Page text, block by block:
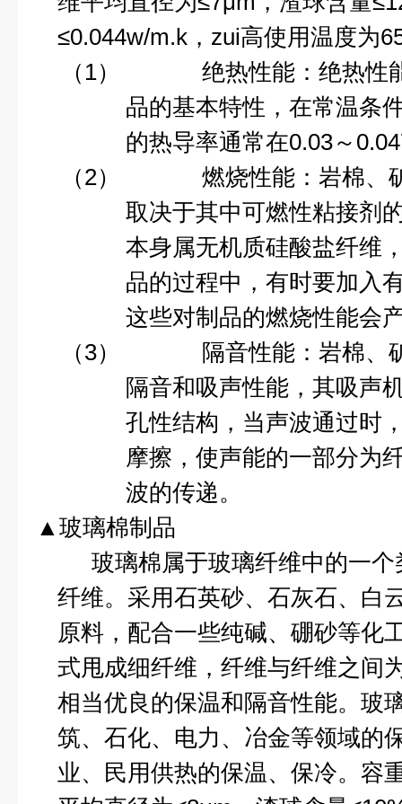
≤0.044w/m.k，zui高使用温度为
（1）
绝热性能：绝热性
品的基本特性，在常温条
的热导率通常在0.03～
（2）
燃烧性能 ：岩棉
取决于其中可燃性粘接剂
本身属无机质硅酸盐纤维
品的过程中，有时要加入
这些对制品的燃烧性能会
（3）
隔音性能：岩棉、
隔音和吸声性能，其吸声
孔性结构，当声波通过时
摩擦，使声能的一部分为
波的传递。
▲玻璃棉制品
玻璃棉属于玻璃纤维中的一
纤维。采用石英砂、石灰石、白
原料，配合一些纯碱、硼砂等化
式甩成细纤维，纤维与纤维之间
相当优良的保温和隔音性能。玻
筑、石化、电力、冶金等领域的
业、民用供热的保温、保冷。容